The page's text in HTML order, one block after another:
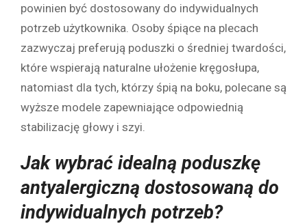
powinien być dostosowany do indywidualnych
potrzeb użytkownika. Osoby śpiące na plecach
zazwyczaj preferują poduszki o średniej twardości,
które wspierają naturalne ułożenie kręgosłupa,
natomiast dla tych, którzy śpią na boku, polecane są
wyższe modele zapewniające odpowiednią
stabilizację głowy i szyi.
Jak wybrać idealną poduszkę
antyalergiczną dostosowaną do
indywidualnych potrzeb?